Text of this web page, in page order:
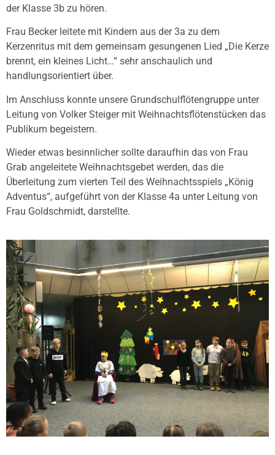
der Klasse 3b zu hören.
Frau Becker leitete mit Kindern aus der 3a zu dem
Kerzenritus mit dem gemeinsam gesungenen Lied „Die Kerze
brennt, ein kleines Licht…“ sehr anschaulich und
handlungsorientiert über.
Im Anschluss konnte unsere Grundschulflötengruppe unter
Leitung von Volker Steiger mit Weihnachtsflötenstücken das
Publikum begeistern.
Wieder etwas besinnlicher sollte daraufhin das von Frau
Grab angeleitete Weihnachtsgebet werden, das die
Überleitung zum vierten Teil des Weihnachtsspiels „König
Adventus“, aufgeführt von der Klasse 4a unter Leitung von
Frau Goldschmidt, darstellte.